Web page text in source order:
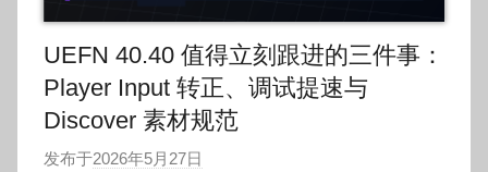
UEFN 40.40 值得立刻跟进的三件事：
Player Input 转正、调试提速与
Discover 素材规范
发布于2026年5月27日